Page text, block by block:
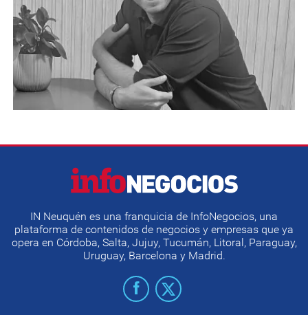
IN Neuquén es una franquicia de InfoNegocios, una
plataforma de contenidos de negocios y empresas que ya
opera en Córdoba, Salta, Jujuy, Tucumán, Litoral, Paraguay,
Uruguay, Barcelona y Madrid.